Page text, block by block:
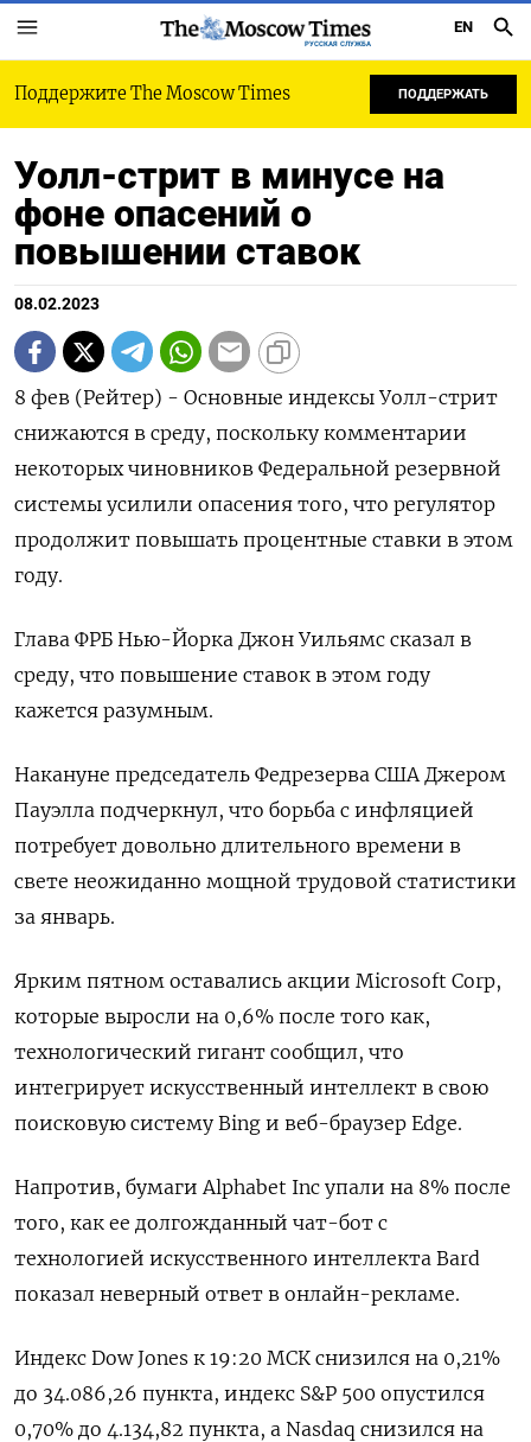
РУССКАЯ СЛУЖБА
EN
Поддержите The Moscow Times ПОДДЕРЖАТЬ
Уолл-стрит в минусе на
фоне опасений о
повышении ставок
08.02.2023
8 фев (Рейтер) - Основные индексы Уолл-стрит
снижаются в среду, поскольку комментарии
некоторых чиновников Федеральной резервной
системы усилили опасения того, что регулятор
продолжит повышать процентные ставки в этом
году.
Глава ФРБ Нью-Йорка Джон Уильямс сказал в
среду, что повышение ставок в этом году
кажется разумным.
Накануне председатель Федрезерва США Джером
Пауэлла подчеркнул, что борьба с инфляцией
потребует довольно длительного времени в
свете неожиданно мощной трудовой статистики
за январь.
Ярким пятном оставались акции Microsoft Corp,
которые выросли на 0,6% после того как,
технологический гигант сообщил, что
интегрирует искусственный интеллект в свою
поисковую систему Bing и веб-браузер Edge.
Напротив, бумаги Alphabet Inc упали на 8% после
того, как ее долгожданный чат-бот с
технологией искусственного интеллекта Bard
показал неверный ответ в онлайн-рекламе.
Индекс Dow Jones к 19:20 МСК снизился на 0,21%
до 34.086,26 пункта, индекс S&P 500 опустился
0,70% до 4.134,82​ пункта, а Nasdaq снизился на